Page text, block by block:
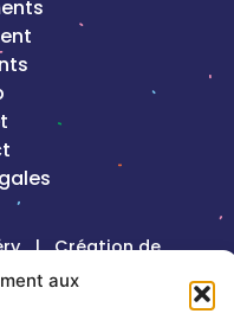
aux
|Création de
Gazoline